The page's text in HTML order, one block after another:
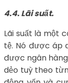
4.4. Lãi suất.
Lãi suất là một
tệ. Nó được áp
được ngân
dẻo tuỳ theo